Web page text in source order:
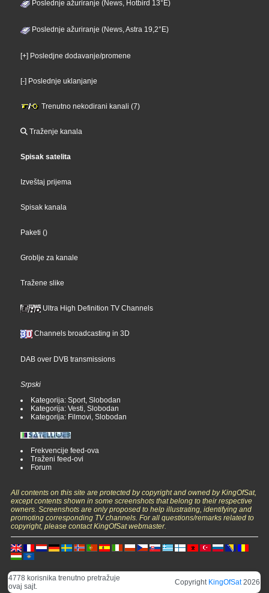
Poslednje ažuriranje (News, Hotbird 13°E)
Poslednje ažuriranje (News, Astra 19,2°E)
[+] Posledjne dodavanje/promene
[-] Poslednje uklanjanje
Trenutno nekodirani kanali (7)
Traženje kanala
Spisak satelita
Izveštaj prijema
Spisak kanala
Paketi ()
Groblje za kanale
Tražene slike
Ultra High Definition TV Channels
Channels broadcasting in 3D
DAB over DVB transmissions
Srpski
Kategorija: Sport, Slobodan
Kategorija: Vesti, Slobodan
Kategorija: Filmovi, Slobodan
Frekvencije feed-ova
Traženi feed-ovi
Forum
All contents on this site are protected by copyright and owned by KingOfSat,
except contents shown in some screenshots that belong to their respective
owners. Screenshots are only proposed to help illustrating, identifying and
promoting corresponding TV channels. For all questions/remarks related to
copyright, please contact KingOfSat webmaster.
4778 korisnika trenutno pretražuje
ovaj sajt.
Copyright KingOfSat2026